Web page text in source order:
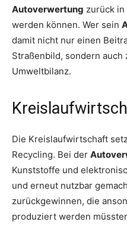
Autoverwertung zurück
werden können. Wer sein
damit nicht nur einen
Straßenbild, sondern
Umweltbilanz.
Die Kreislaufwirtschaft
Recycling. Bei der
Kunststoffe und
und erneut nutzbar
zurückgewinnen, die
produziert werden